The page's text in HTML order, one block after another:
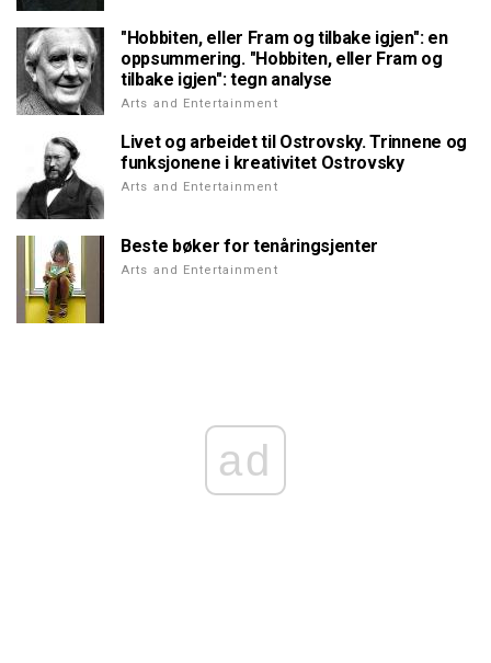
"Hobbiten, eller Fram og tilbake igjen": en
oppsummering. "Hobbiten, eller Fram og
tilbake igjen": tegn analyse
Arts and Entertainment
Livet og arbeidet til Ostrovsky. Trinnene og
funksjonene i kreativitet Ostrovsky
Arts and Entertainment
Beste bøker for tenåringsjenter
Arts and Entertainment
ad